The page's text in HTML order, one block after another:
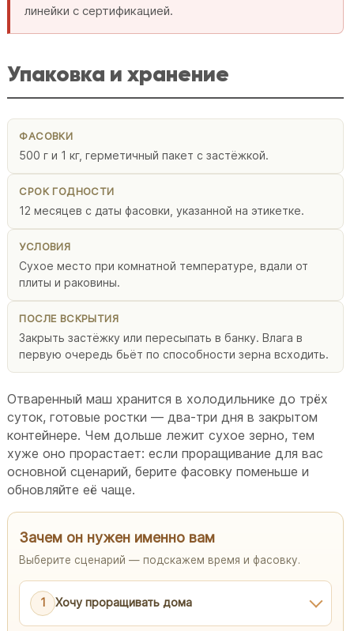
линейки с сертификацией.
Упаковка и хранение
ФАСОВКИ
500 г и 1 кг, герметичный пакет с застёжкой.
СРОК ГОДНОСТИ
12 месяцев с даты фасовки, указанной на этикетке.
УСЛОВИЯ
Сухое место при комнатной температуре, вдали от
плиты и раковины.
ПОСЛЕ ВСКРЫТИЯ
Закрыть застёжку или пересыпать в банку. Влага в
первую очередь бьёт по способности зерна всходить.
Отваренный маш хранится в холодильнике до трёх
суток, готовые ростки — два-три дня в закрытом
контейнере. Чем дольше лежит сухое зерно, тем
хуже оно прорастает: если проращивание для вас
основной сценарий, берите фасовку поменьше и
обновляйте её чаще.
Зачем он нужен именно вам
Выберите сценарий — подскажем время и фасовку.
1 Хочу проращивать дома